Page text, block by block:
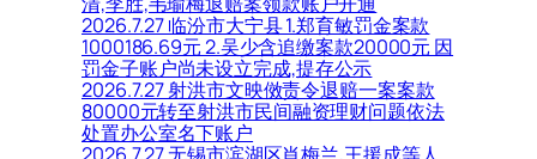
2026.7.27 临汾市大宁县 1.郑育敏罚金案款
1000186.69元 2.吴少含追缴案款20000元 因
罚金子账户尚未设立完成,提存公示
2026.7.27 射洪市文映傚责令退赔一案案款
80000元转至射洪市民间融资理财问题依法
处置办公室名下账户